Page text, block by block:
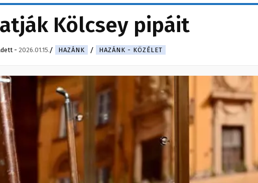
Kölcsey pipáit
- 2026.01.15. HAZÁNK HAZÁNK - KÖZÉLET